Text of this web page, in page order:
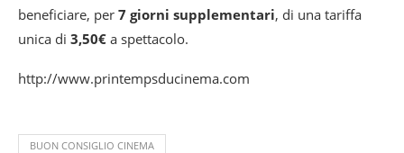
beneficiare, per 7 giorni supplementari, di una tariffa
unica di 3,50€ a spettacolo.
http://www.printempsducinema.com
BUON CONSIGLIO CINEMA